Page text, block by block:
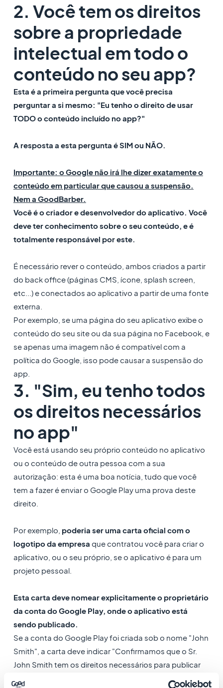
2. Você tem os direitos
sobre a propriedade
intelectual em todo o
conteúdo no seu app?
Esta é a primeira pergunta que você precisa
perguntar a si mesmo: "Eu tenho o direito de usar
TODO o conteúdo incluído no app?"
A resposta a esta pergunta é SIM ou NÃO.
Importante: o Google não irá lhe dizer exatamente o
conteúdo em particular que causou a suspensão.
Nem a GoodBarber.
Você é o criador e desenvolvedor do aplicativo. Você
deve ter conhecimento sobre o seu conteúdo, e é
totalmente responsável por este.
É necessário rever o conteúdo, ambos criados a partir
do back office (páginas CMS, ícone, splash screen,
etc...) e conectados ao aplicativo a partir de uma fonte
externa.
Por exemplo, se uma página do seu aplicativo exibe o
conteúdo do seu site ou da sua página no Facebook, e
se apenas uma imagem não é compatível com a
política do Google, isso pode causar a suspensão do
app.
3. "Sim, eu tenho todos
os direitos necessários
no app"
Você está usando seu próprio conteúdo no aplicativo
ou o conteúdo de outra pessoa com a sua
autorização: esta é uma boa notícia, tudo que você
tem a fazer é enviar o Google Play uma prova deste
direito.
Por exemplo, poderia ser uma carta oficial com o
logotipo da empresa que contratou você para criar o
aplicativo, ou o seu próprio, se o aplicativo é para um
projeto pessoal.
Esta carta deve nomear explicitamente o proprietário
da conta do Google Play, onde o aplicativo está
sendo publicado.
Se a conta do Google Play foi criada sob o nome "John
Smith", a carta deve indicar "Confirmamos que o Sr.
John Smith tem os direitos necessários para publicar